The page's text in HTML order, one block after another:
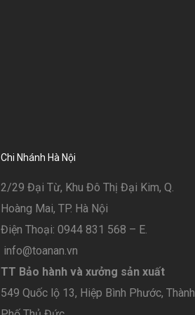
Chi Nhánh Hà Nội
2/29 Đại Từ, Khu Đô Thị Đại Kim, Q.
Hoàng Mai, TP. Hà Nội
Điện Thoại: 0944 831 568 – E.
info@toanan.vn
TT Bảo hành và xưởng sản xuất
549 Quốc lộ 13, Hiệp Bình Phước, Thành